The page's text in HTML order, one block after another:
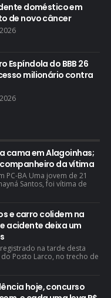
doméstico em
de novo câncer
Espíndola do BBB 26
milionário contra
cama em Alagoinhas;
da vítima
PC-BA Uma jovem de 21
Santos, foi vítima de
e carro colidem na
e acidente deixa um
na tarde desta
Posto Larco, no trecho de
hoje, concurso